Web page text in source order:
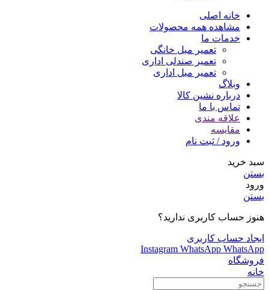
خانه اصلی
مشاهده همه محصولات
خدمات ما
تعمیر مبل خانگی
تعمیر صندلی اداری
تعمیر مبل اداری
وبلاگ
درباره نشین کالا
تماس با ما
علاقه مندی
مقایسه
ورود / ثبت نام
سبد خرید
بستن
ورود
بستن
هنوز حساب کاربری ندارید؟
ایجاد حساب کاربری
Instagram WhatsApp WhatsApp
فروشگاه
خانه